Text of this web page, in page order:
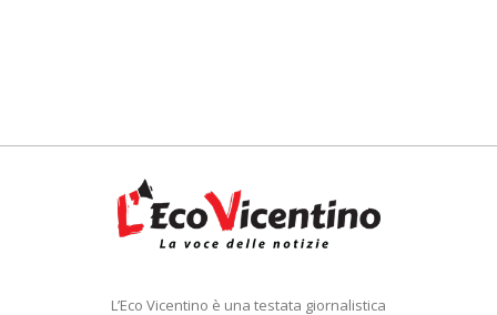
L’Eco Vicentino è una testata giornalistica